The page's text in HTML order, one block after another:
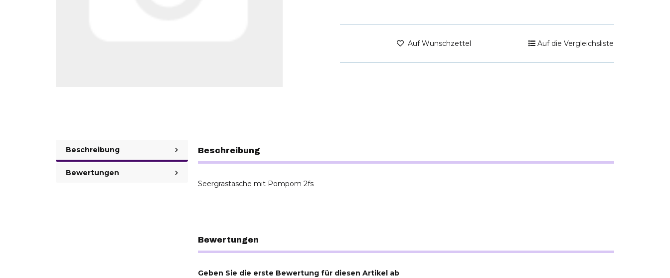
Auf Wunschzettel Auf die Vergleichsliste
Beschreibung
Bewertungen
Beschreibung
Seergrastasche mit Pompom 2fs
Bewertungen
Geben Sie die erste Bewertung für diesen Artikel ab